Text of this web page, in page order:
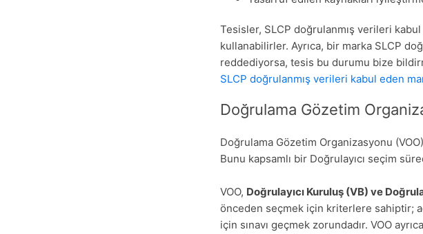
Tesisler, SLCP doğrulanmış verileri
kullanabilirler. Ayrıca, bir marka SLCP
reddediyorsa, tesis bu durumu bize
SLCP doğrulanmış verileri kabul eden
Doğrulama Gözetim
Doğrulama Gözetim Organizasyonu
Bunu kapsamlı bir Doğrulayıcı seçim
VOO, Doğrulayıcı Kuruluş (VB) ve
önceden seçmek için kriterlere sahiptir;
için sınavı geçmek zorundadır. VOO